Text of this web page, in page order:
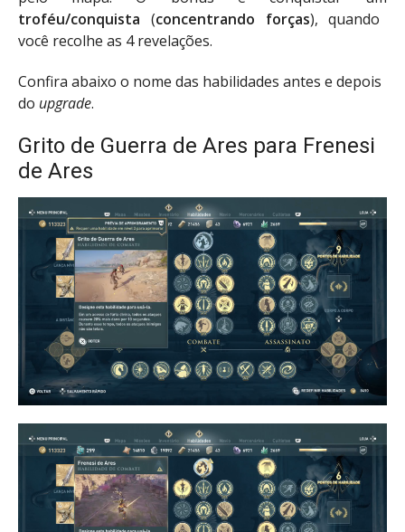
troféu/conquista (concentrando forças), quando
você recolhe as 4 revelações.
Confira abaixo o nome das habilidades antes e depois
do upgrade.
Grito de Guerra de Ares para Frenesi
de Ares